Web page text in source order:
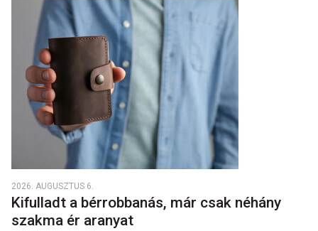
2026. AUGUSZTUS 6.
Kifulladt a bérrobbanás, már csak néhány
szakma ér aranyat